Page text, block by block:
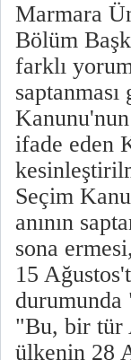
Marmara
Bölüm
farklı
ifade eden
Seçim
anının
sona
15
"Bu, bir tür
ülkenin 28